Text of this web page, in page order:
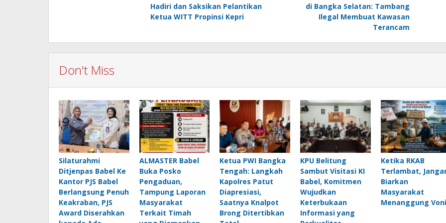
Hadiri dan Saksikan Pelantikan
Ketua WITT Propinsi Kepri
di Bangka Selatan: Tambang
Ilegal Membuat Kawasan
Terancam
Don't Miss
Silaturahmi
Ditjenpas Babel Ke
Kantor PJS Babel
Berlangsung Penuh
Keakraban, PJS
Award Diserahkan
ALMASTER Babel
Buka Posko
Pengaduan,
Tampung Laporan
Masyarakat
Terkait Timah
Ketua PWI Bangka
Tengah: Langkah
Kapolres Patut
Diapresiasi,
Saatnya Knalpot
Brong Ditertibkan
KPU Belitung
Sambut Visitasi KI
Babel, Komitmen
Wujudkan
Keterbukaan
Informasi yang
Ketika RKAB
Terlambat,
Biarkan
Masyarakat
Menanggung